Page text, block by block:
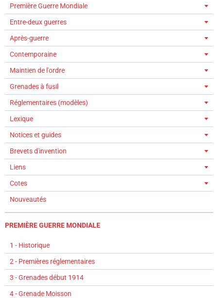
Première Guerre Mondiale
Entre-deux guerres
Après-guerre
Contemporaine
Maintien de l'ordre
Grenades à fusil
Réglementaires (modèles)
Lexique
Notices et guides
Brevets d'invention
Liens
Cotes
Nouveautés
PREMIÈRE GUERRE MONDIALE
1 - Historique
2 - Premières réglementaires
3 - Grenades début 1914
4 - Grenade Moisson